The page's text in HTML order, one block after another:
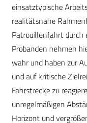
einsatztypische
realitätsnahe
Patrouillenfahrt durch
Probanden nehmen
wahr und haben zur
und auf kritische
Fahrstrecke zu
unregelmäßigen
Horizont und